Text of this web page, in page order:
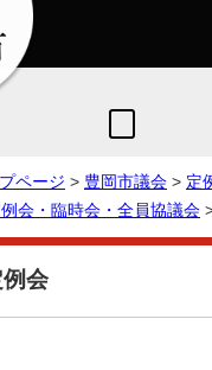
プページ > 豊岡市議会 > 定
会・臨時会・全員協議会
会